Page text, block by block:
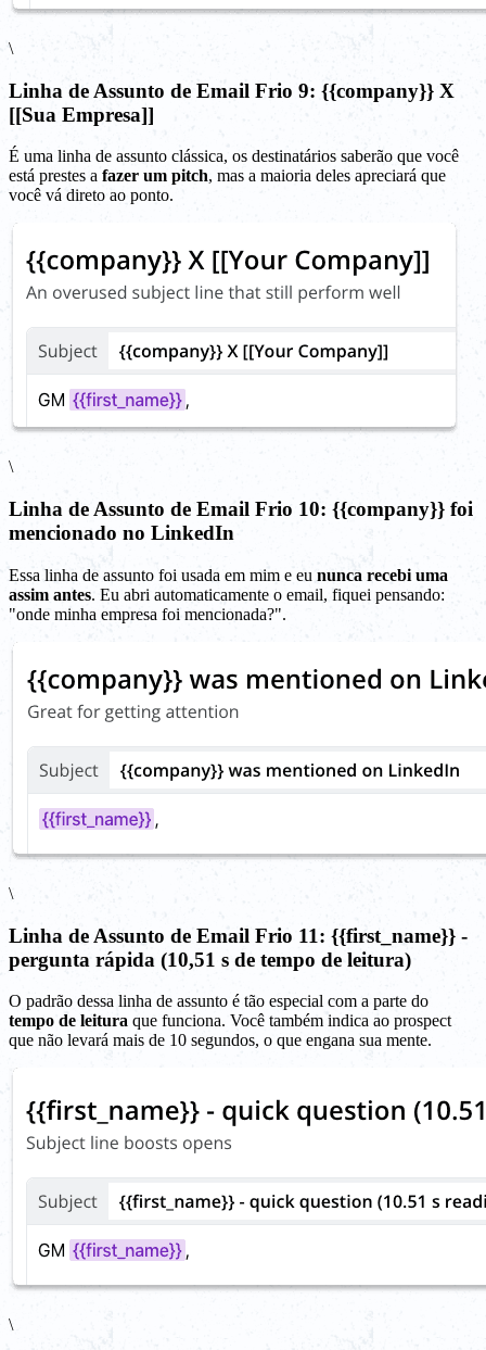
\
Linha de Assunto de Email Frio 9: {{company}} X
[[Sua Empresa]]
É uma linha de assunto clássica, os destinatários saberão que você
está prestes a fazer um pitch, mas a maioria deles apreciará que
você vá direto ao ponto.
\
Linha de Assunto de Email Frio 10: {{company}} foi
mencionado no LinkedIn
Essa linha de assunto foi usada em mim e eu nunca recebi uma
assim antes. Eu abri automaticamente o email, fiquei pensando:
"onde minha empresa foi mencionada?".
\
Linha de Assunto de Email Frio 11: {{first_name}} -
pergunta rápida (10,51 s de tempo de leitura)
O padrão dessa linha de assunto é tão especial com a parte do
tempo de leitura que funciona. Você também indica ao prospect
que não levará mais de 10 segundos, o que engana sua mente.
\